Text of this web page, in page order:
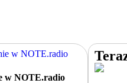
w NOTE.radio